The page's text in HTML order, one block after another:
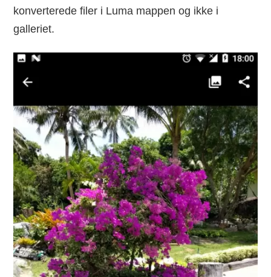
konverterede filer i Luma mappen og ikke i
galleriet.